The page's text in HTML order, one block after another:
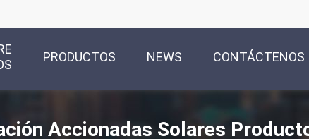
PRODUCTOS NEWS CONTÁCTENOS
Accionadas Solares